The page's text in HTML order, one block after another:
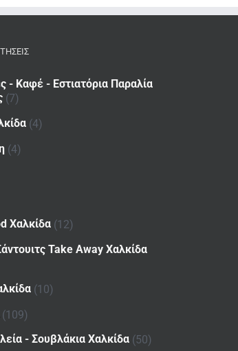
- Καφέ - Εστιατόρια Παραλία
(7)
(4)
(4)
Χαλκίδα (12)
Take Away Χαλκίδα
(10)
(109)
- Σουβλάκια Χαλκίδα (50)